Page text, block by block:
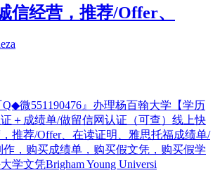
信经营，推荐/Offer、